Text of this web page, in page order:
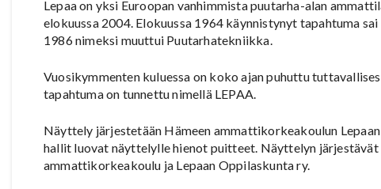
Lepaa on yksi Euroopan vanhimmista puutarha-alan
elokuussa 2004. Elokuussa 1964 käynnistynyt tapahtuma
1986 nimeksi muuttui Puutarhatekniikka.
Vuosikymmenten kuluessa on koko ajan puhuttu
tapahtuma on tunnettu nimellä LEPAA.
Näyttely järjestetään Hämeen ammattikorkeakoulun
hallit luovat näyttelylle hienot puitteet. Näyttelyn
ammattikorkeakoulu ja Lepaan Oppilaskunta ry.